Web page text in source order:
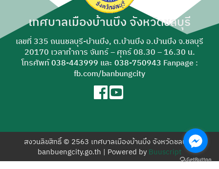
เทศบาลเมืองบ้านบึง จังหวัดชลบุรี
เลขที่ 335 ถนนชลบุรี-บ้านบึง, ต.บ้านบึง อ.บ้านบึง จ.ชลบุรี
20170 เวลาทำการ จันทร์ – ศุกร์ 08.30 – 16.30 น.
โทรศัพท์038-443999 และ 038-750943 Fanpage :
fb.com/banbungcity
สงวนลิขสิทธิ์ © 2563 เทศบาลเมืองบ้านบึง จังหวัดชลบุรี |
banbuengcity.go.th | Powered by Buuscript